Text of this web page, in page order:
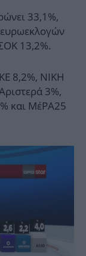
33,1%,
13,2%.
8,2%, ΝΙΚΗ
3%,
και ΜέΡΑ25